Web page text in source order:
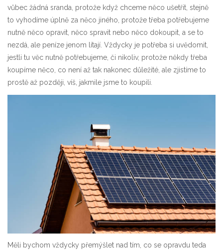
vůbec žádná sranda, protože když chceme něco ušetřit, stejně
to vyhodíme úplně za něco jiného, protože třeba potřebujeme
nutně něco opravit, něco spravit nebo něco dokoupit, a se to
nezdá, ale peníze jenom lítají. Vždycky je potřeba si uvědomit,
jestli tu věc nutně potřebujeme, či nikoliv, protože někdy třeba
koupíme něco, co není až tak nakonec důležité, ale zjistíme to
prostě až později, víš, jakmile jsme to koupili.
Měli bychom vždycky přemýšlet nad tím, co se opravdu teda